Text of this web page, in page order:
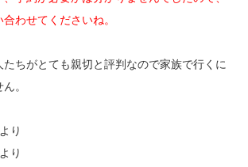
わせてくださいね。
ちがとても親切と評判なので家族で行くに
。
り
り